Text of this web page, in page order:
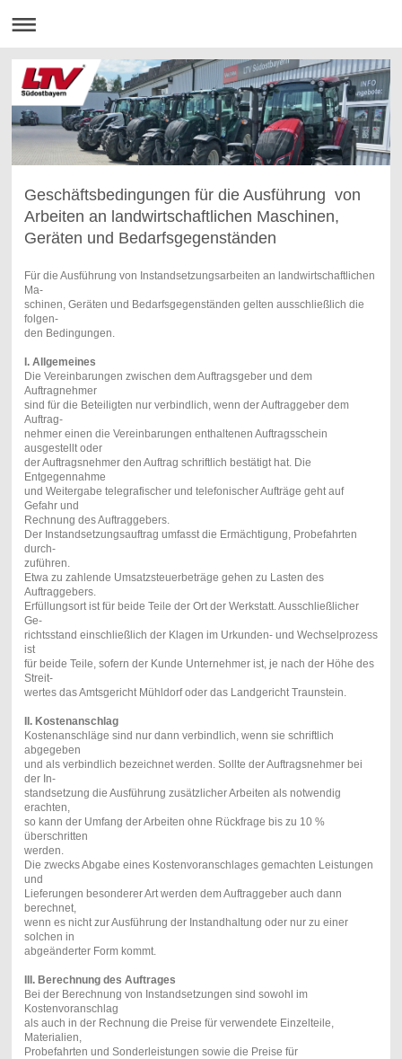
Geschäftsbedingungen für die Ausführung von
Arbeiten an landwirtschaftlichen Maschinen,
Geräten und Bedarfsgegenständen
Für die Ausführung von Instandsetzungsarbeiten an landwirtschaftlichen
Ma-
schinen, Geräten und Bedarfsgegenständen gelten ausschließlich die
folgen-
den Bedingungen.
I. Allgemeines
Die Vereinbarungen zwischen dem Auftragsgeber und dem
Auftragnehmer
sind für die Beteiligten nur verbindlich, wenn der Auftraggeber dem
Auftrag-
nehmer einen die Vereinbarungen enthaltenen Auftragsschein
ausgestellt oder
der Auftragsnehmer den Auftrag schriftlich bestätigt hat. Die
Entgegennahme
und Weitergabe telegrafischer und telefonischer Aufträge geht auf
Gefahr und
Rechnung des Auftraggebers.
Der Instandsetzungsauftrag umfasst die Ermächtigung, Probefahrten
durch-
zuführen.
Etwa zu zahlende Umsatzsteuerbeträge gehen zu Lasten des
Auftraggebers.
Erfüllungsort ist für beide Teile der Ort der Werkstatt. Ausschließlicher
Ge-
richtsstand einschließlich der Klagen im Urkunden- und Wechselprozess
ist
für beide Teile, sofern der Kunde Unternehmer ist, je nach der Höhe des
Streit-
wertes das Amtsgericht Mühldorf oder das Landgericht Traunstein.
II. Kostenanschlag
Kostenanschläge sind nur dann verbindlich, wenn sie schriftlich
abgegeben
und als verbindlich bezeichnet werden. Sollte der Auftragsnehmer bei
der In-
standsetzung die Ausführung zusätzlicher Arbeiten als notwendig
erachten,
so kann der Umfang der Arbeiten ohne Rückfrage bis zu 10 %
überschritten
werden.
Die zwecks Abgabe eines Kostenvoranschlages gemachten Leistungen
und
Lieferungen besonderer Art werden dem Auftraggeber auch dann
berechnet,
wenn es nicht zur Ausführung der Instandhaltung oder nur zu einer
solchen in
abgeänderter Form kommt.
III. Berechnung des Auftrages
Bei der Berechnung von Instandsetzungen sind sowohl im
Kostenvoranschlag
als auch in der Rechnung die Preise für verwendete Einzelteile,
Materialien,
Probefahrten und Sonderleistungen sowie die Preise für